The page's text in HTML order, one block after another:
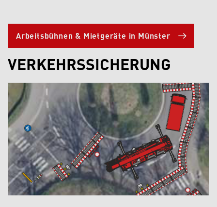
Arbeitsbühnen & Mietgeräte in Münster
VERKEHRSSICHERUNG